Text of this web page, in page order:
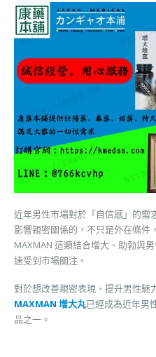
近年男性市場對於「自信感」的需
影響親密關係的，不只是外在條件
MAXMAN 這類結合增大、助勃與
速受到市場關注。
對於想改善親密表現、提升男性魅
MAXMAN 增大丸已經成為近年男
品之一。